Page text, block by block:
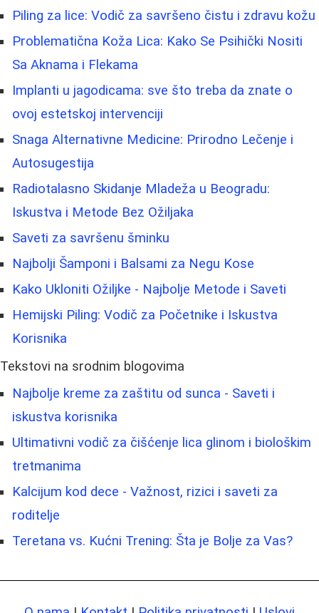
Piling za lice: Vodič za savršeno čistu i zdravu kožu
Problematična Koža Lica: Kako Se Psihički Nositi
Sa Aknama i Flekama
Implanti u jagodicama: sve što treba da znate o
ovoj estetskoj intervenciji
Snaga Alternativne Medicine: Prirodno Lečenje i
Autosugestija
Radiotalasno Skidanje Mladeža u Beogradu:
Iskustva i Metode Bez Ožiljaka
Saveti za savršenu šminku
Najbolji Šamponi i Balsami za Negu Kose
Kako Ukloniti Ožiljke - Najbolje Metode i Saveti
Hemijski Piling: Vodič za Početnike i Iskustva
Korisnika
Tekstovi na srodnim blogovima
Najbolje kreme za zaštitu od sunca - Saveti i
iskustva korisnika
Ultimativni vodič za čišćenje lica glinom i biološkim
tretmanima
Kalcijum kod dece - Važnost, rizici i saveti za
roditelje
Teretana vs. Kućni Trening: Šta je Bolje za Vas?